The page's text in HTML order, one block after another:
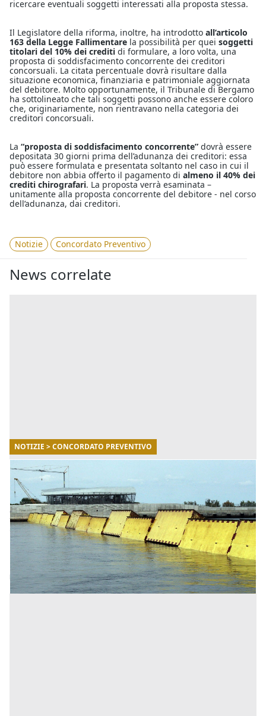
ricercare eventuali soggetti interessati alla proposta stessa.
Il Legislatore della riforma, inoltre, ha introdotto all’articolo
163 della Legge Fallimentare la possibilità per quei soggetti
titolari del 10% dei crediti di formulare, a loro volta, una
proposta di soddisfacimento concorrente dei creditori
concorsuali. La citata percentuale dovrà risultare dalla
situazione economica, finanziaria e patrimoniale aggiornata
del debitore. Molto opportunamente, il Tribunale di Bergamo
ha sottolineato che tali soggetti possono anche essere coloro
che, originariamente, non rientravano nella categoria dei
creditori concorsuali.
La “proposta di soddisfacimento concorrente” dovrà essere
depositata 30 giorni prima dell’adunanza dei creditori: essa
può essere formulata e presentata soltanto nel caso in cui il
debitore non abbia offerto il pagamento di almeno il 40% dei
crediti chirografari. La proposta verrà esaminata –
unitamente alla proposta concorrente del debitore - nel corso
dell’adunanza, dai creditori.
Notizie Concordato Preventivo
News correlate
NOTIZIE > CONCORDATO PREVENTIVO
16/08/2021
Mose: depositato il concordato preventivo
Il 31 luglio 2021 è stata presentata la domanda di
concordato preventivo per il Consorzio Venezia Nuova.
La domanda, redatta e firmata dal commissario
liquidatore M [...]